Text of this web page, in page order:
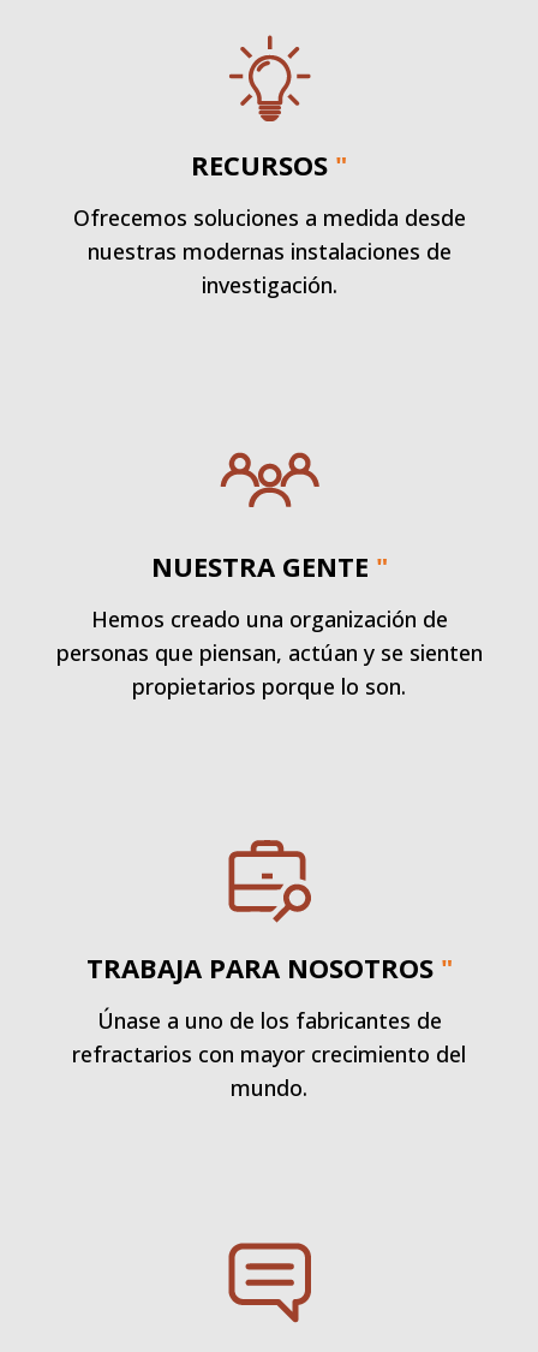
RECURSOS "
Ofrecemos soluciones a medida desde
nuestras modernas instalaciones de
investigación.
NUESTRA GENTE "
Hemos creado una organización de
personas que piensan, actúan y se sienten
propietarios porque lo son.
TRABAJA PARA NOSOTROS "
Únase a uno de los fabricantes de
refractarios con mayor crecimiento del
mundo.